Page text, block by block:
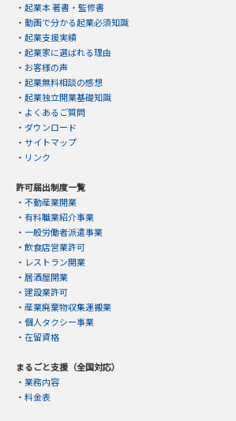
・ 起業本 著書・監修書
・ 動画で分かる起業必須知識
・ 起業支援実績
・ 起業家に選ばれる理由
・ お客様の声
・ 起業無料相談の感想
・ 起業独立開業基礎知識
・ よくあるご質問
・ ダウンロード
・ サイトマップ
・ リンク
許可届出制度一覧
・ 不動産業開業
・ 有料職業紹介事業
・ 一般労働者派遣事業
・ 飲食店営業許可
・ レストラン開業
・ 居酒屋開業
・ 建設業許可
・ 産業廃棄物収集運搬業
・ 個人タクシー事業
・ 在留資格
まるごと支援（全国対応）
・ 業務内容
・ 料金表